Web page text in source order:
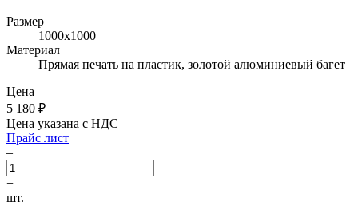
Размер
1000х1000
Материал
Прямая печать на пластик, золотой алюминиевый багет
Цена
5 180 ₽
Цена указана с НДС
Прайс лист
–
+
шт.